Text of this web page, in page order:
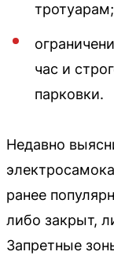
тротуарам;
час и
парковки.
Недавно
ранее
либо закрыт,
Запретные